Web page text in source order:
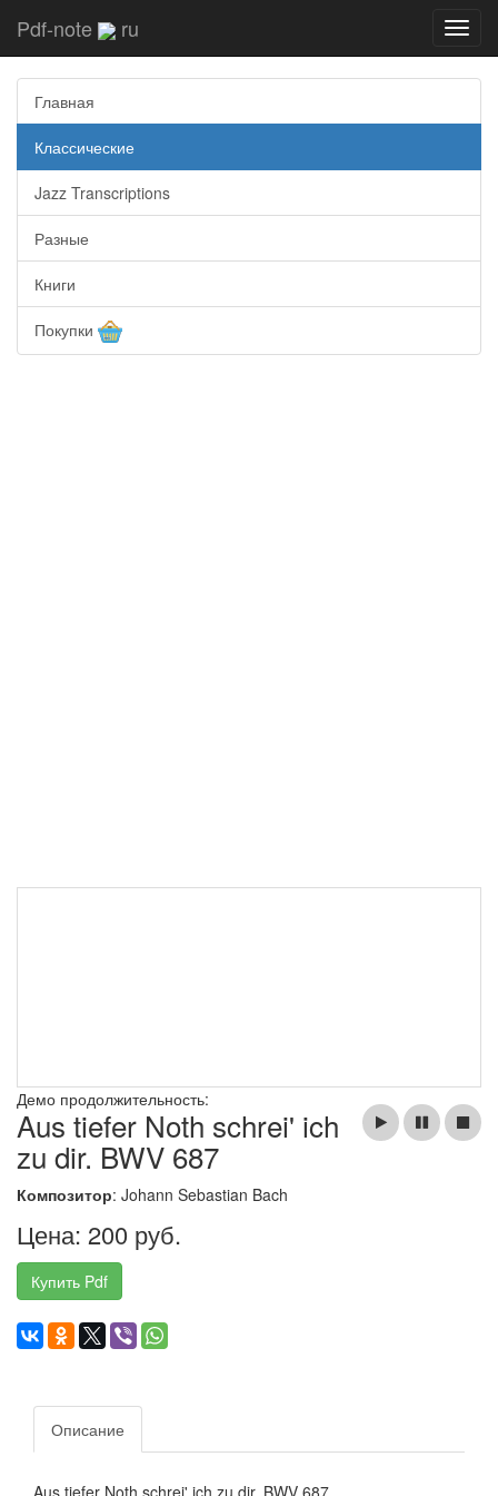
Pdf-note ru
Главная
Классические
Jazz Transcriptions
Разные
Книги
Покупки
Демо продолжительность:
Aus tiefer Noth schrei' ich
zu dir. BWV 687
Композитор: Johann Sebastian Bach
Цена: 200 руб.
Купить Pdf
Описание